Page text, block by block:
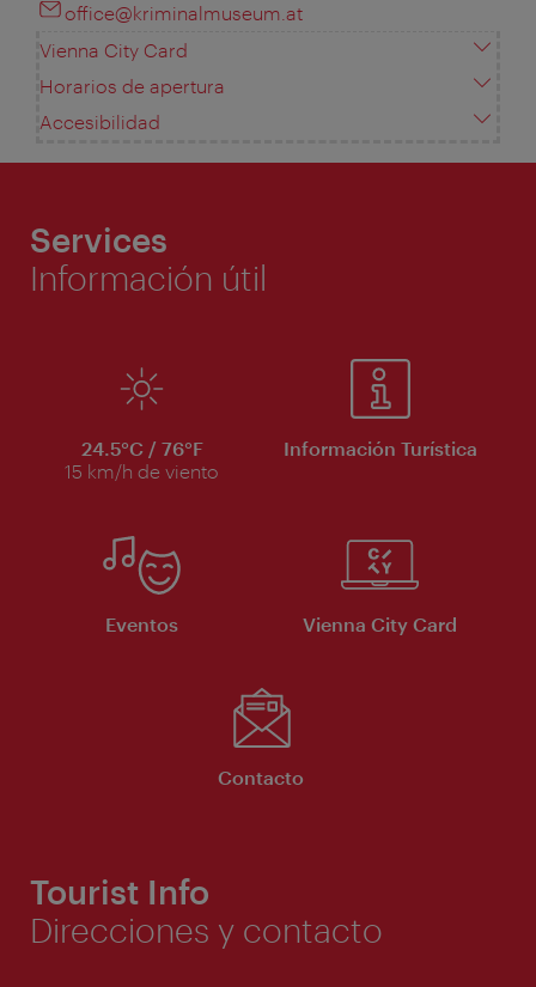
office@kriminalmuseum.at
Vienna City Card
Horarios de apertura
Accesibilidad
Services
Información útil
24.5°C / 76°F
15 km/h de viento
Información Turística
Eventos Vienna City Card
Contacto
Tourist Info
Direcciones y contacto